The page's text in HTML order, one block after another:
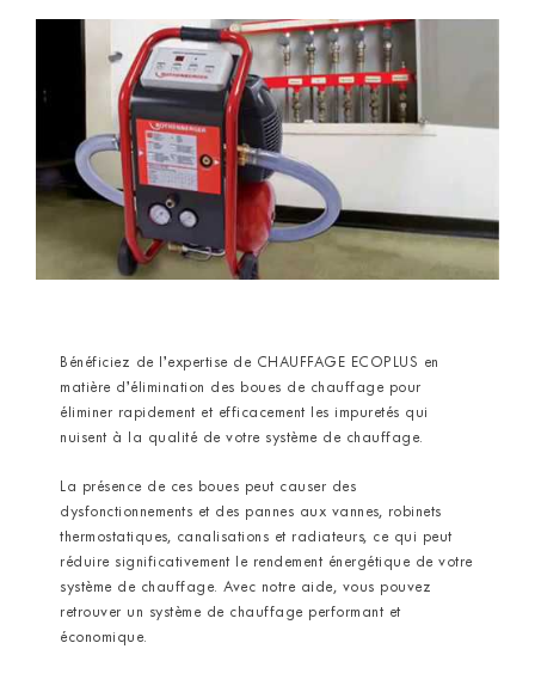
Bénéficiez de l’expertise de CHAUFFAGE ECOPLUS en
matière d’élimination des boues de chauffage pour
éliminer rapidement et efficacement les impuretés qui
nuisent à la qualité de votre système de chauffage.
La présence de ces boues peut causer des
dysfonctionnements et des pannes aux vannes, robinets
thermostatiques, canalisations et radiateurs, ce qui peut
réduire significativement le rendement énergétique de votre
système de chauffage. Avec notre aide, vous pouvez
retrouver un système de chauffage performant et
économique.